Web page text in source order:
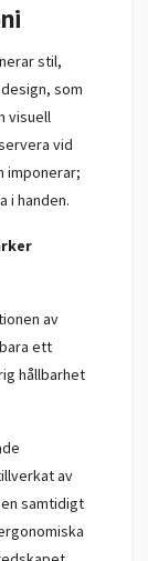
stil,
som
visuell
vid
imponerar;
i handen.
av
ett
hållbarhet
av
samtidigt